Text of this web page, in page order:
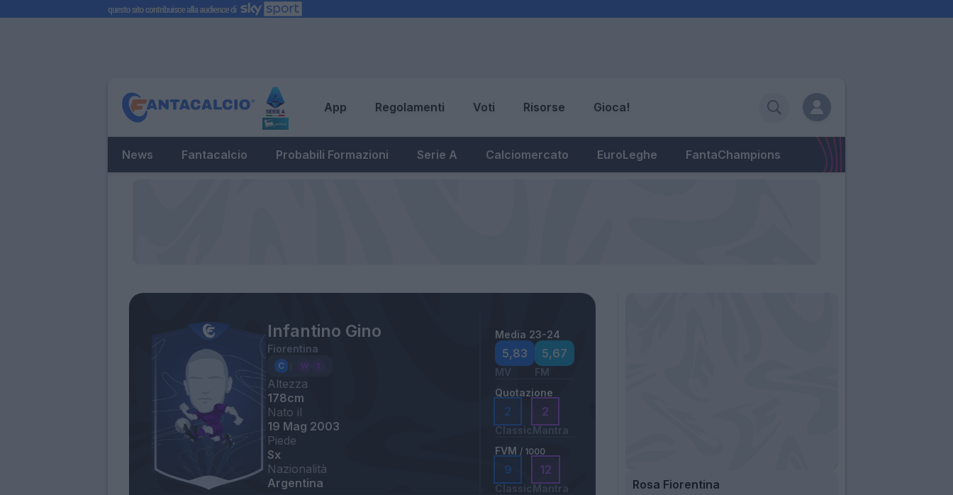
App Regolamenti Voti Risorse Gioca!
News Fantacalcio Probabili Formazioni Serie A Calciomercato EuroLeghe FantaChampions
Infantino Gino
Fiorentina
Altezza
178cm
Nato il
19 Mag 2003
Piede
Sx
Nazionalità
Argentina
Media 23-24
5,83
MV
5,67
FM
Quotazione
2
Classic
2
Mantra
FVM / 1000
9
Classic
12
Mantra Rosa Fiorentina